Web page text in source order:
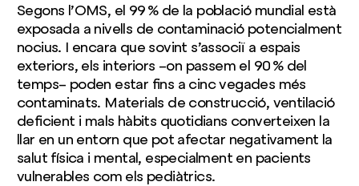
Segons l’OMS, el 99 % de la població mundial està
exposada a nivells de contaminació potencialment
nocius. I encara que sovint s’associï a espais
exteriors, els interiors –on passem el 90 % del
temps– poden estar fins a cinc vegades més
contaminats. Materials de construcció, ventilació
deficient i mals hàbits quotidians converteixen la
llar en un entorn que pot afectar negativament la
salut física i mental, especialment en pacients
vulnerables com els pediàtrics.